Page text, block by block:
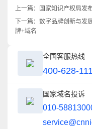
上一篇：
国家知识产权局发
下一篇： 数字品牌创新与发
牌+域名
全国客服热线
400-628-
国家域名投诉
010-